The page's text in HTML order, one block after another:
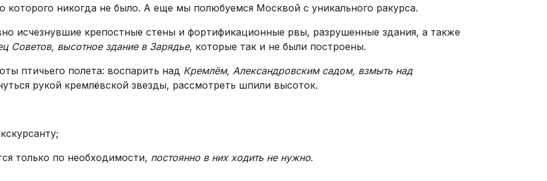
которого никогда не было. А еще мы полюбуемся Москвой с уникального ракурса.
исчезнувшие крепостные стены и фортификационные рвы, разрушенные здания, а также
Советов, высотное здание в Зарядье, которые так и не были построены.
птичьего полета: воспарить над Кремлём, Александровским садом, взмыть над
рукой кремлёвской звезды, рассмотреть шпили высоток.
только по необходимости, постоянно в них ходить не нужно.